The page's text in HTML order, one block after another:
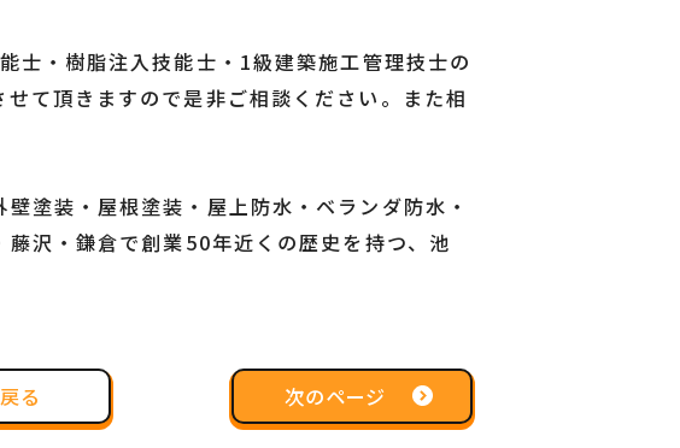
士・樹脂注入技能士・1級建築施工管理技士の
て頂きますので是非ご相談ください。また相
塗装・屋根塗装・屋上防水・ベランダ防水・
沢・鎌倉で創業50年近くの歴史を持つ、池
る 次のページ